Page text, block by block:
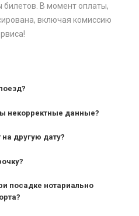
билетов. В момент оплаты,
включая комиссию
некорректные данные?
другую дату?
посадке нотариально